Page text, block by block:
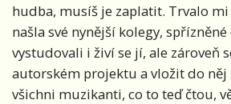
hudba, musíš je zaplatit. Trvalo
našla své nynější kolegy,
vystudovali i živí se jí, ale zároveň
autorském projektu a vložit do něj
všichni muzikanti, co to teď čtou,